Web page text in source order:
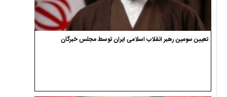
تعیین سومین رهبر انقلاب اسلامی ایران توسط مجلس خبرگان